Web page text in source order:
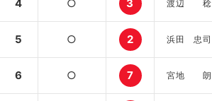
4 ○ 3 渡辺 稔
5 ○ 2 浜田 忠司
6 ○ 7 宮地 朗